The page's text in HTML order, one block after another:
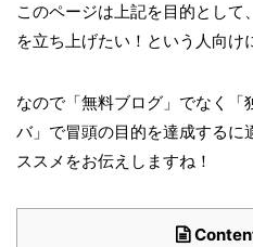
このページは上記を目的として
を立ち上げたい！という人向け
なので「無料ブログ」でなく
バ」で冒頭の目的を達成するに
ススメをお伝えしますね！